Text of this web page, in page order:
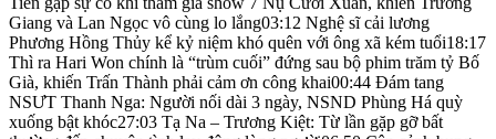
Giang và Lan Ngọc vô cùng lo lắng03:12 Nghệ sĩ cải lương
Phương Hồng Thủy kể kỷ niệm khó quên với ông xã kém tuổi18:17
Thì ra Hari Won chính là “trùm cuối” đứng sau bộ phim trăm tỷ Bố
Già, khiến Trấn Thành phải cảm ơn công khai00:44 Đám tang
NSƯT Thanh Nga: Người nối dài 3 ngày, NSND Phùng Há quỳ
xuống bật khóc27:03 Tạ Na – Trương Kiệt: Từ lần gặp gỡ bất